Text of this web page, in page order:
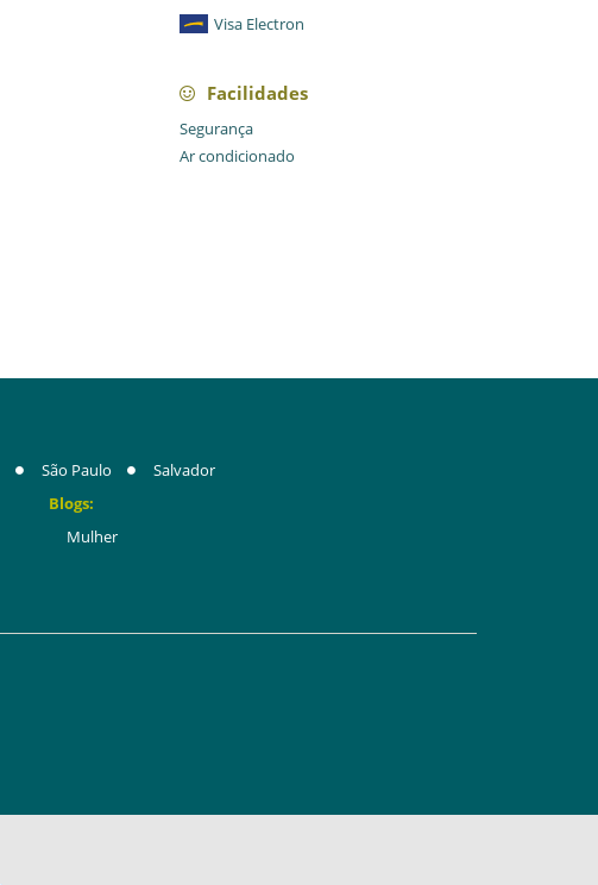
Visa Electron
Facilidades
Segurança
Ar condicionado
São Paulo
Salvador
Blogs:
Mulher